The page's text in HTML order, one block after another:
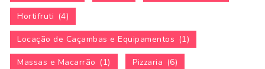
Hortifruti (4)
Locação de Caçambas e Equipamentos (1)
Massas e Macarrão (1) Pizzaria (6)